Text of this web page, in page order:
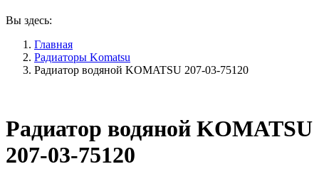
Вы здесь:
Главная
Радиаторы Komatsu
Радиатор водяной KOMATSU 207-03-75120
Радиатор водяной KOMATSU
207-03-75120